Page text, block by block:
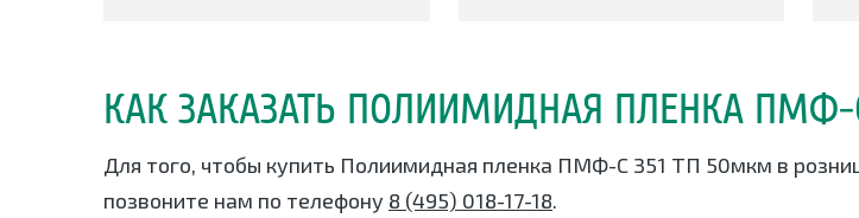
КАК ЗАКАЗАТЬ ПОЛИИМИДНАЯ ПЛЕНКА ПМФ-
Для того, чтобы купить Полиимидная пленка ПМФ-С 351 ТП 50мкм в
позвоните нам по телефону 8 (495) 018-17-18.